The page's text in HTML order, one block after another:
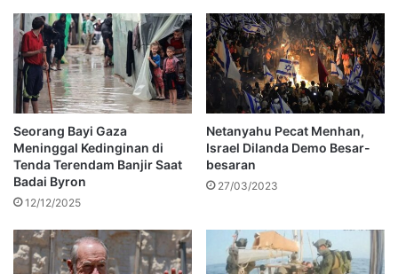
Seorang Bayi Gaza
Meninggal Kedinginan di
Tenda Terendam Banjir Saat
Badai Byron
12/12/2025
Netanyahu Pecat Menhan,
Israel Dilanda Demo Besar-
besaran
27/03/2023